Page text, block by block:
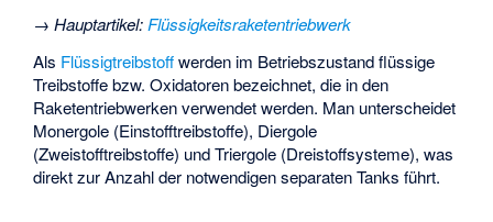
→Hauptartikel: Flüssigkeitsraketentriebwerk
Als Flüssigtreibstoffwerden im Betriebszustand flüssige
Treibstoffe bzw. Oxidatoren bezeichnet, die in den
Raketentriebwerken verwendet werden. Man unterscheidet
Monergole (Einstofftreibstoffe), Diergole
(Zweistofftreibstoffe) und Triergole (Dreistoffsysteme), was
direkt zur Anzahl der notwendigen separaten Tanks führt.